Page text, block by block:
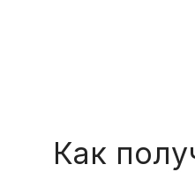
Как